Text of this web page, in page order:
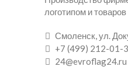
логотипом и
Смоленск, ул.
+7 (499) 212-01-
24@evroflag24.ru